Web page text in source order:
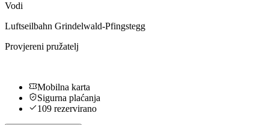
Vodi
Luftseilbahn Grindelwald-Pfingstegg
Provjereni pružatelj
Mobilna karta
Sigurna plaćanja
109 rezervirano